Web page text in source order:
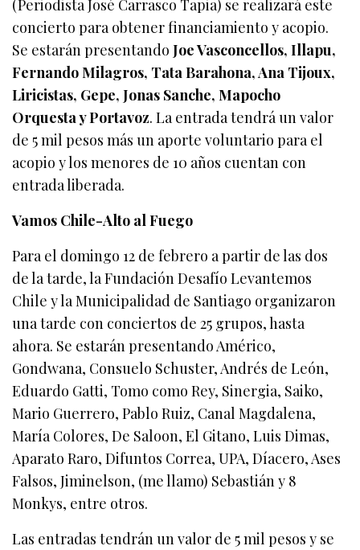
(Periodista José Carrasco Tapia) se realizará este
concierto para obtener financiamiento y acopio.
Se estarán presentandoJoe Vasconcellos, Illapu,
Fernando Milagros, Tata Barahona, Ana Tijoux,
Liricistas, Gepe, Jonas Sanche, Mapocho
Orquesta y Portavoz. La entrada tendrá un valor
de 5 mil pesos más un aporte voluntario para el
acopio y los menores de 10 años cuentan con
entrada liberada.
Vamos Chile-Alto al Fuego
Para el domingo 12 de febrero a partir de las dos
de la tarde, la Fundación Desafío Levantemos
Chile y la Municipalidad de Santiago organizaron
una tarde con conciertos de 25 grupos, hasta
ahora. Se estarán presentando Américo,
Gondwana, Consuelo Schuster, Andrés de León,
Eduardo Gatti, Tomo como Rey, Sinergia, Saiko,
Mario Guerrero, Pablo Ruiz, Canal Magdalena,
María Colores, De Saloon, El Gitano, Luis Dimas,
Aparato Raro, Difuntos Correa, UPA, Díacero, Ases
Falsos, Jiminelson, (me llamo) Sebastián y 8
Monkys, entre otros.
Las entradas tendrán un valor de 5 mil pesos y se